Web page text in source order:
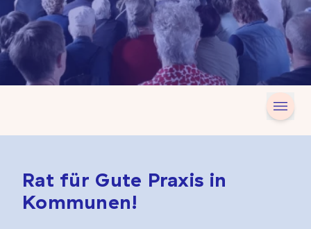
Rat für Gute Praxis in
Kommunen!